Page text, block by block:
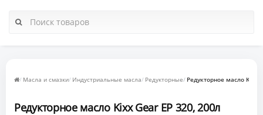
Масла и смазки Индустриальные масла Редукторные Редукторное масло Kixx
Редукторное масло Kixx Gear EP 320, 200л